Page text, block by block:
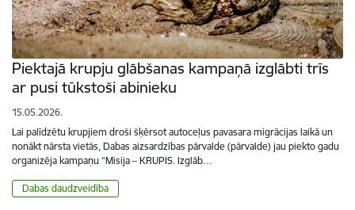
Piektajā krupju glābšanas kampaņā izglābti trīs
ar pusi tūkstoši abinieku
15.05.2026.
Lai palīdzētu krupjiem droši šķērsot autoceļus pavasara migrācijas laikā un
nonākt nārsta vietās, Dabas aizsardzības pārvalde (pārvalde) jau piekto gadu
organizēja kampaņu “Misija – KRUPIS. Izglāb…
Dabas daudzveidība